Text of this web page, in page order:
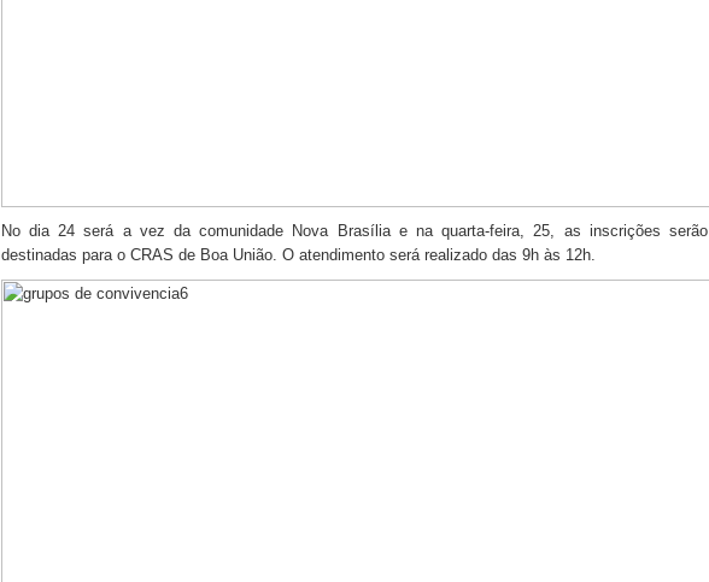
No dia 24 será a vez da comunidade Nova Brasília e na quarta-feira, 25, as inscrições serão
destinadas para o CRAS de Boa União. O atendimento será realizado das 9h às 12h.